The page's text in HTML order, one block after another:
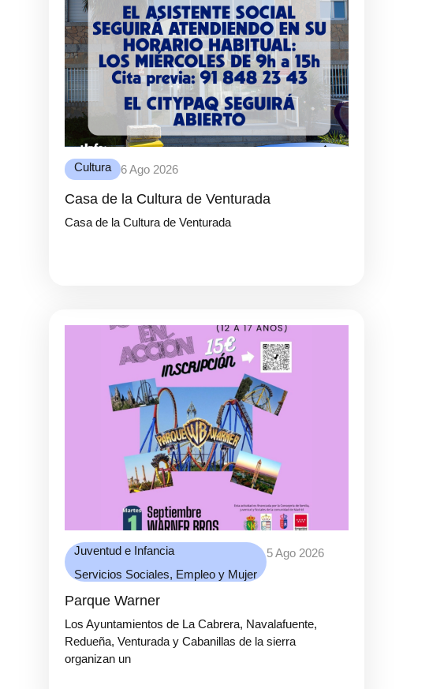
Cultura 6 Ago 2026
Casa de la Cultura de Venturada
Casa de la Cultura de Venturada
Juventud e Infancia
Servicios Sociales, Empleo y Mujer
5 Ago 2026
Parque Warner
Los Ayuntamientos de La Cabrera, Navalafuente,
Redueña, Venturada y Cabanillas de la sierra
organizan un